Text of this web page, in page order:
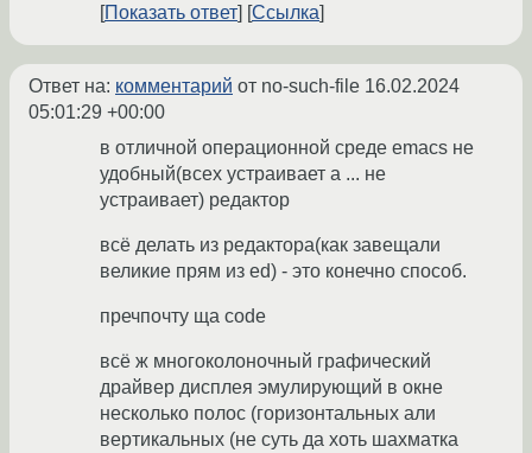
Показать ответ
Ссылка
Ответ на: комментарий от no-such-file 16.02.2024
05:01:29 +00:00
в отличной операционной среде emacs не
удобный(всех устраивает а ... не
устраивает) редактор
всё делать из редактора(как завещали
великие прям из ed) - это конечно способ.
пречпочту ща code
всё ж многоколоночный графический
драйвер дисплея эмулирующий в окне
несколько полос (горизонтальных али
вертикальных (не суть да хоть шахматка